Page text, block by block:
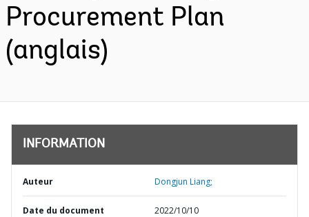
Procurement Plan
(anglais)
INFORMATION
Auteur Dongjun Liang;
Date du document 2022/10/10